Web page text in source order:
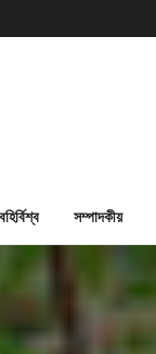
বহির্বিশ্ব সম্পাদকীয়